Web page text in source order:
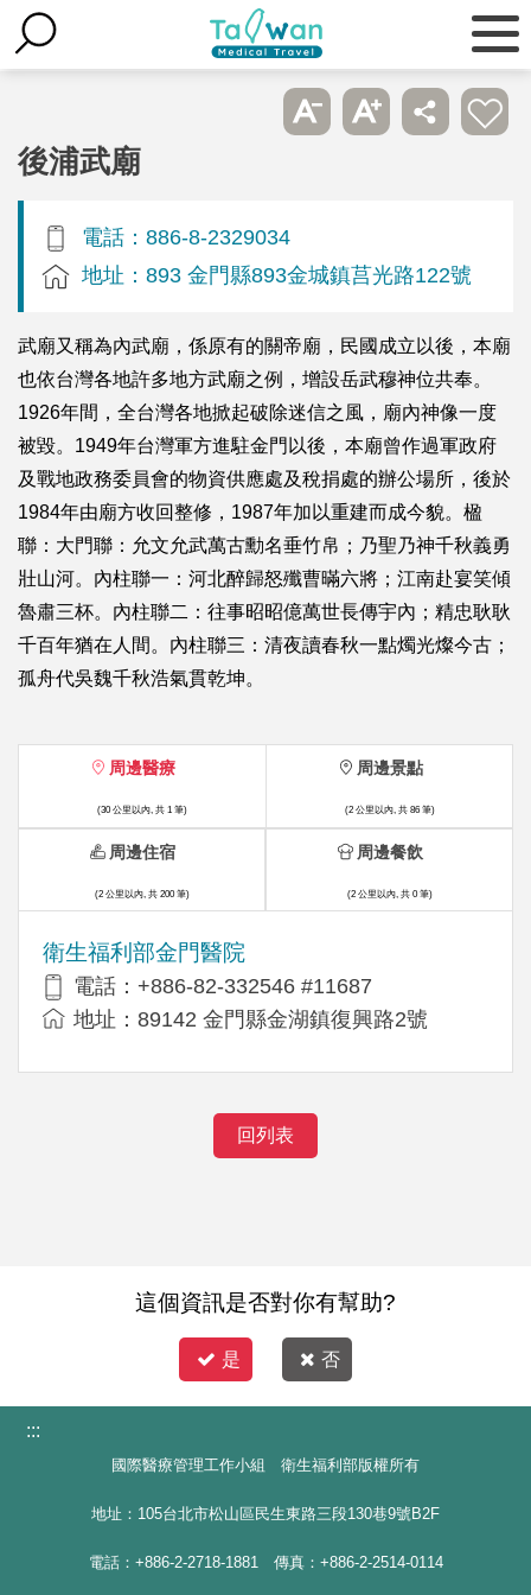
後浦武廟
電話：886-8-2329034
地址：893 金門縣893金城鎮莒光路122號
武廟又稱為內武廟，係原有的關帝廟，民國成立以後，本廟
也依台灣各地許多地方武廟之例，增設岳武穆神位共奉。
1926年間，全台灣各地掀起破除迷信之風，廟內神像一度
被毀。1949年台灣軍方進駐金門以後，本廟曾作過軍政府
及戰地政務委員會的物資供應處及稅捐處的辦公場所，後於
1984年由廟方收回整修，1987年加以重建而成今貌。楹
聯：大門聯：允文允武萬古勳名垂竹帛；乃聖乃神千秋義勇
壯山河。內柱聯一：河北醉歸怒殲曹暪六將；江南赴宴笑傾
魯肅三杯。內柱聯二：往事昭昭億萬世長傳宇內；精忠耿耿
千百年猶在人間。內柱聯三：清夜讀春秋一點燭光燦今古；
孤舟代吳魏千秋浩氣貫乾坤。
周邊醫療
(30 公里以內, 共 1 筆)
衛生福利部金門醫院
電話：+886-82-332546 #11687
地址：89142 金門縣金湖鎮復興路2號
周邊景點
(2 公里以內, 共 86 筆)
周邊住宿
(2 公里以內, 共 200 筆)
周邊餐飲
(2 公里以內, 共 0 筆)
回列表
這個資訊是否對你有幫助?
是 否
:::
國際醫療管理工作小組 衛生福利部版權所有
地址：105台北市松山區民生東路三段130巷9號B2F
電話：+886-2-2718-1881 傳真：+886-2-2514-0114